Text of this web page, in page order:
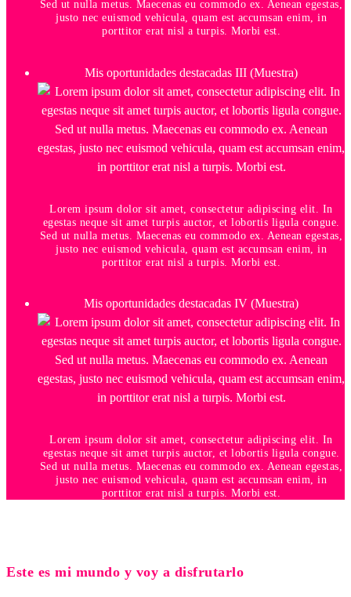
Sed ut nulla metus. Maecenas eu commodo ex. Aenean egestas,
justo nec euismod vehicula, quam est accumsan enim, in
porttitor erat nisl a turpis. Morbi est.
Mis oportunidades destacadas III (Muestra)
Lorem ipsum dolor sit amet, consectetur adipiscing elit. In
egestas neque sit amet turpis auctor, et lobortis ligula congue.
Sed ut nulla metus. Maecenas eu commodo ex. Aenean egestas,
justo nec euismod vehicula, quam est accumsan enim, in
porttitor erat nisl a turpis. Morbi est.
Mis oportunidades destacadas IV (Muestra)
Lorem ipsum dolor sit amet, consectetur adipiscing elit. In
egestas neque sit amet turpis auctor, et lobortis ligula congue.
Sed ut nulla metus. Maecenas eu commodo ex. Aenean egestas,
justo nec euismod vehicula, quam est accumsan enim, in
porttitor erat nisl a turpis. Morbi est.
Este es mi mundo y voy a disfrutarlo